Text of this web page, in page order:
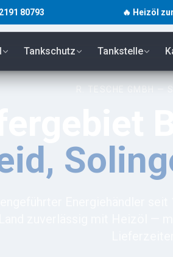
🔥 Heizöl zum
Tankschutz Tankstelle
R. TESCHE GMBH —